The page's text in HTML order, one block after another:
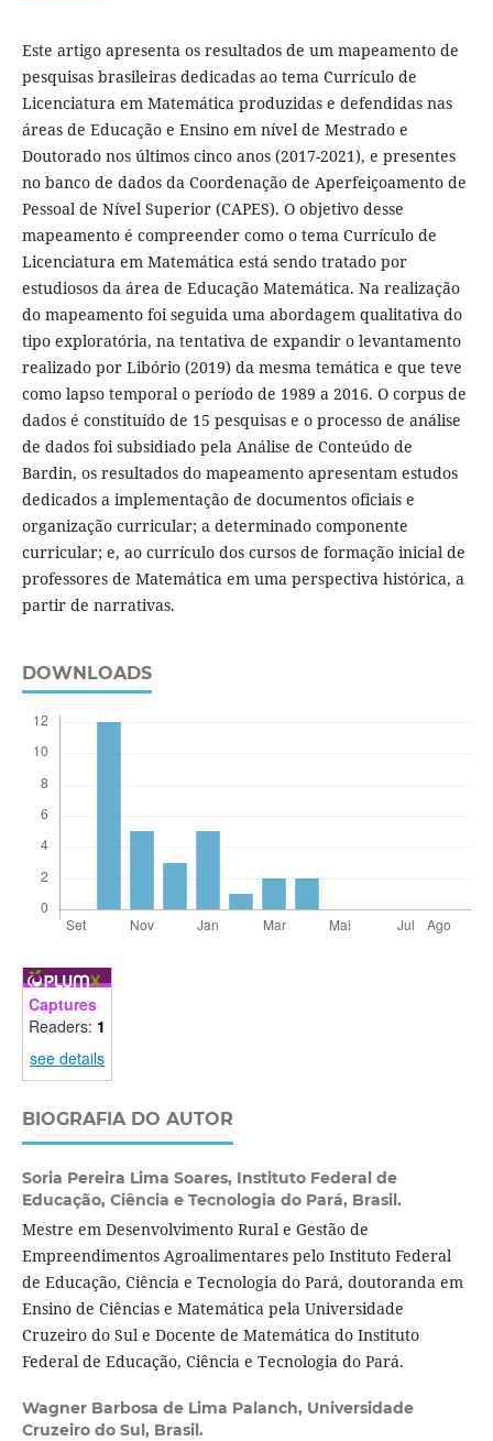
Este artigo apresenta os resultados de um mapeamento de
pesquisas brasileiras dedicadas ao tema Currículo de
Licenciatura em Matemática produzidas e defendidas nas
áreas de Educação e Ensino em nível de Mestrado e
Doutorado nos últimos cinco anos (2017-2021), e presentes
no banco de dados da Coordenação de Aperfeiçoamento de
Pessoal de Nível Superior (CAPES). O objetivo desse
mapeamento é compreender como o tema Currículo de
Licenciatura em Matemática está sendo tratado por
estudiosos da área de Educação Matemática. Na realização
do mapeamento foi seguida uma abordagem qualitativa do
tipo exploratória, na tentativa de expandir o levantamento
realizado por Libório (2019) da mesma temática e que teve
como lapso temporal o período de 1989 a 2016. O corpus de
dados é constituído de 15 pesquisas e o processo de análise
de dados foi subsidiado pela Análise de Conteúdo de
Bardin, os resultados do mapeamento apresentam estudos
dedicados a implementação de documentos oficiais e
organização curricular; a determinado componente
curricular; e, ao currículo dos cursos de formação inicial de
professores de Matemática em uma perspectiva histórica, a
partir de narrativas.
DOWNLOADS
Captures
Readers: 1
see details
BIOGRAFIA DO AUTOR
Soria Pereira Lima Soares, Instituto Federal de
Educação, Ciência e Tecnologia do Pará, Brasil.
Mestre em Desenvolvimento Rural e Gestão de
Empreendimentos Agroalimentares pelo Instituto Federal
de Educação, Ciência e Tecnologia do Pará, doutoranda em
Ensino de Ciências e Matemática pela Universidade
Cruzeiro do Sul e Docente de Matemática do Instituto
Federal de Educação, Ciência e Tecnologia do Pará.
Wagner Barbosa de Lima Palanch, Universidade
Cruzeiro do Sul, Brasil.